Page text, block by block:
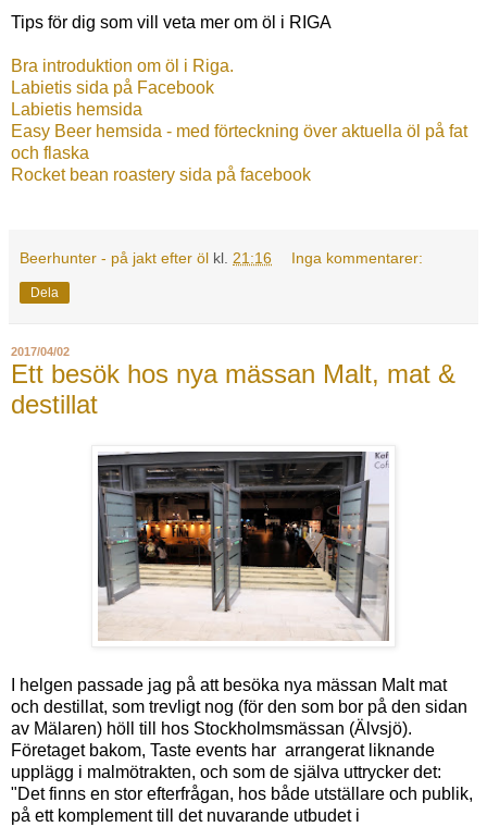
Tips för dig som vill veta mer om öl i RIGA
Bra introduktion om öl i Riga.
Labietis sida på Facebook
Labietis hemsida
Easy Beer hemsida - med förteckning över aktuella öl på fat
och flaska
Rocket bean roastery sida på facebook
Beerhunter - på jakt efter öl kl. 21:16 Inga kommentarer:
Dela
2017/04/02
Ett besök hos nya mässan Malt, mat &
destillat
I helgen passade jag på att besöka nya mässan Malt mat
och destillat, som trevligt nog (för den som bor på den sidan
av Mälaren) höll till hos Stockholmsmässan (Älvsjö).
Företaget bakom, Taste events har arrangerat liknande
upplägg i malmötrakten, och som de själva uttrycker det:
"Det finns en stor efterfrågan, hos både utställare och publik,
på ett komplement till det nuvarande utbudet i